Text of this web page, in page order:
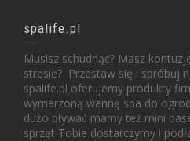
spalife.pl
Musisz schudnąć? Masz
stresie? Przestaw się i spróbuj
spalife.pl oferujemy produkty
wymarzoną wannę spa do
dużo pływać mamy też mini
sprzęt Tobie dostarczymy i